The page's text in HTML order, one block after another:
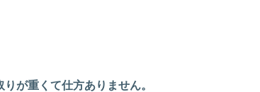
が重くて仕方ありません。